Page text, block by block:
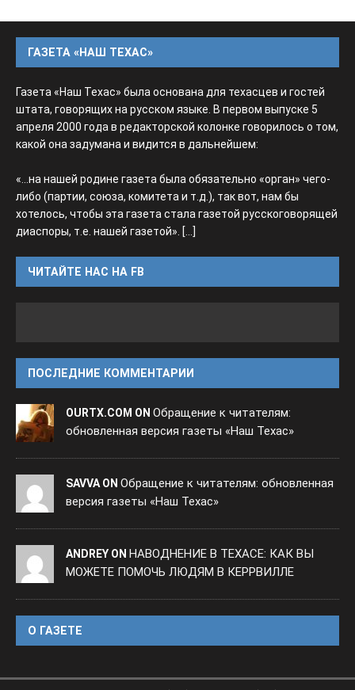
ГАЗЕТА «НАШ ТЕХАС»
Газета «Наш Техас» была основана для техасцев и гостей
штата, говорящих на русском языке. В первом выпуске 5
апреля 2000 года в редакторской колонке говорилось о том,
какой она задумана и видится в дальнейшем:
«...на нашей родине газета была обязательно «орган» чего-
либо (партии, союза, комитета и т.д.), так вот, нам бы
хотелось, чтобы эта газета стала газетой русскоговорящей
диаспоры, т.е. нашей газетой». [...]
ЧИТАЙТЕ НАС НА FB
ПОСЛЕДНИЕ КОММЕНТАРИИ
OURTX.COM ON Обращение к читателям:
обновленная версия газеты «Наш Техас»
SAVVA ON Обращение к читателям: обновленная
версия газеты «Наш Техас»
ANDREY ON НАВОДНЕНИЕ В ТЕХАСЕ: КАК ВЫ
МОЖЕТЕ ПОМОЧЬ ЛЮДЯМ В КЕРРВИЛЛЕ
O ГАЗЕТЕ